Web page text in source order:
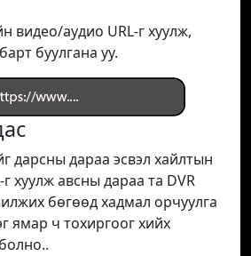
видео/аудио URL-г хуулж,
буулгана уу.
дарсны дараа эсвэл хайлтын
г хуулж авсны дараа та DVR
бөгөөд хадмал орчуулга
ямар ч тохиргоог хийх